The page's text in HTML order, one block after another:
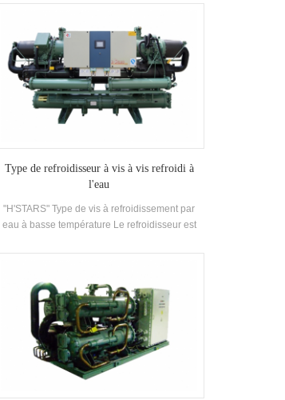
électroniques, équipé d'un excellent
condenseur de refroidissement et d'un
évaporateur
Type de refroidisseur à vis à vis refroidi à
l'eau
"H'STARS" Type de vis à refroidissement par
eau à basse température Le refroidisseur est
l'industrie refroidissement. Il faut une gamme
de la capacité de refroidissement différente et
de la température Exigences. Marque: H'STARS